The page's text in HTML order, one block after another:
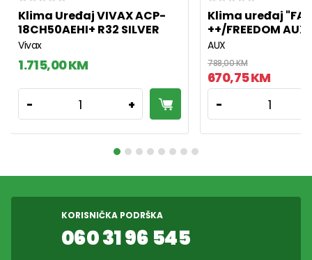
Klima Uređaj VIVAX ACP-
18CH50AEHI+ R32 SILVER
Vivax
1.715,00 KM
- 1 +
Klima uređaj "FA"
++/FREEDOM AUX
AUX
788,00 KM
670,75 KM
- 1
KORISNIČKA PODRŠKA
060 31 96 545